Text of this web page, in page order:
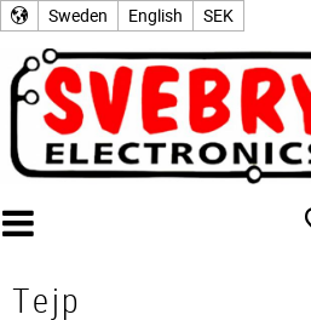
Sweden English SEK
Tejp